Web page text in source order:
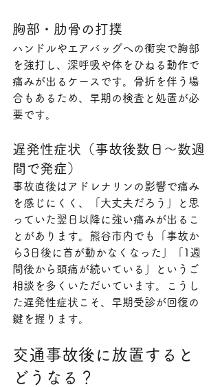
胸部・肋骨の打撲
ハンドルやエアバッグへの衝突で胸部
を強打し、深呼吸や体をひねる動作で
痛みが出るケースです。骨折を伴う場
合もあるため、早期の検査と処置が必
要です。
遅発性症状（事故後数日〜数週
間で発症）
事故直後はアドレナリンの影響で痛み
を感じにくく、「大丈夫だろう」と思
っていた翌日以降に強い痛みが出るこ
とがあります。熊谷市内でも「事故か
ら3日後に首が動かなくなった」「1週
間後から頭痛が続いている」というご
相談を多くいただいています。こうし
た遅発性症状こそ、早期受診が回復の
鍵を握ります。
交通事故後に放置すると
どうなる？